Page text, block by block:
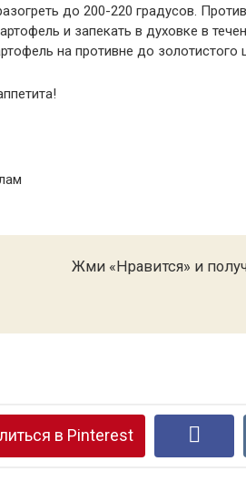
до 200-220 градусов.
и запекать в духовке в
на противне до золотистого
Жми «Нравится» и
в Pinterest